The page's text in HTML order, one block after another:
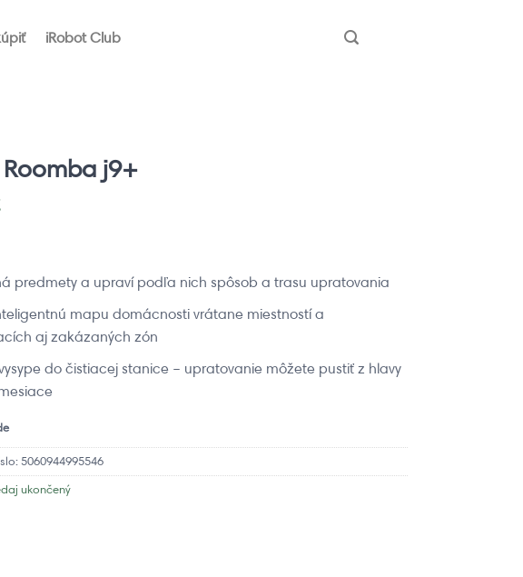
iRobot Club
j9+
predmety a upraví podľa nich spôsob a trasu upratovania
mapu domácnosti vrátane miestností a
aj zakázaných zón
do čistiacej stanice – upratovanie môžete pustiť z hlavy
5060944995546
ukončený